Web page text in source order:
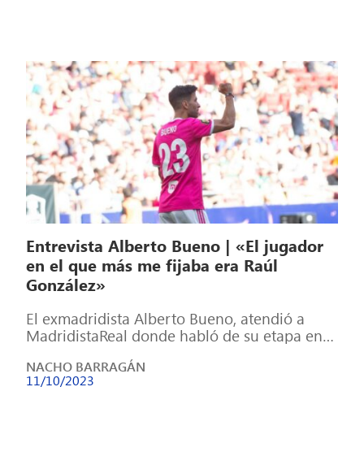
Entrevista Alberto Bueno | «El jugador
en el que más me fijaba era Raúl
González»
El exmadridista Alberto Bueno, atendió a
MadridistaReal donde habló de su etapa en
NACHO BARRAGÁN
11/10/2023